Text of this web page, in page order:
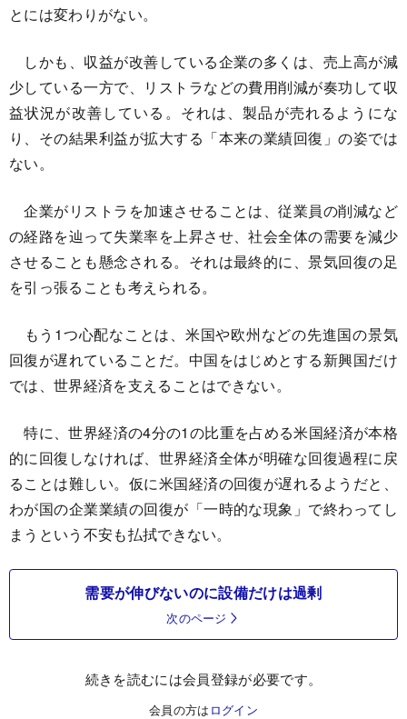
とには変わりがない。
しかも、収益が改善している企業の多くは、売上高が減
少している一方で、リストラなどの費用削減が奏功して収
益状況が改善している。それは、製品が売れるようにな
り、その結果利益が拡大する「本来の業績回復」の姿では
ない。
企業がリストラを加速させることは、従業員の削減など
の経路を辿って失業率を上昇させ、社会全体の需要を減少
させることも懸念される。それは最終的に、景気回復の足
を引っ張ることも考えられる。
もう1つ心配なことは、米国や欧州などの先進国の景気
回復が遅れていることだ。中国をはじめとする新興国だけ
では、世界経済を支えることはできない。
特に、世界経済の4分の1の比重を占める米国経済が本格
的に回復しなければ、世界経済全体が明確な回復過程に戻
ることは難しい。仮に米国経済の回復が遅れるようだと、
わが国の企業業績の回復が「一時的な現象」で終わってし
まうという不安も払拭できない。
需要が伸びないのに設備だけは過剰
次のページ
続きを読むには会員登録が必要です。
会員の方は ログイン